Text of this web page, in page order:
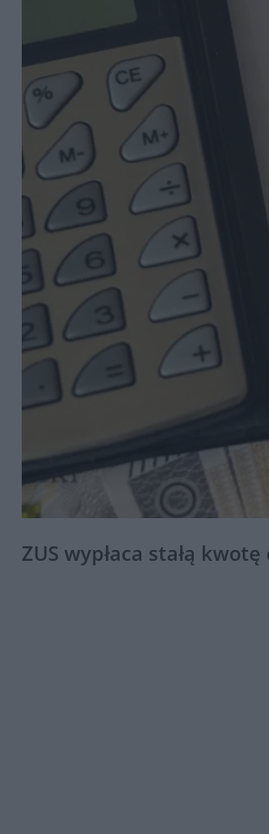
ZUS wypłaca stałą